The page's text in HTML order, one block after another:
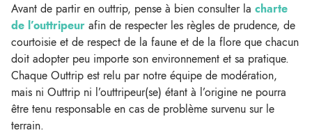
Avant de partir en outtrip, pense à bien consulter la charte
de l’outtripeur afin de respecter les règles de prudence, de
courtoisie et de respect de la faune et de la flore que chacun
doit adopter peu importe son environnement et sa pratique.
Chaque Outtrip est relu par notre équipe de modération,
mais ni Outtrip ni l’outtripeur(se) étant à l’origine ne pourra
être tenu responsable en cas de problème survenu sur le
terrain.